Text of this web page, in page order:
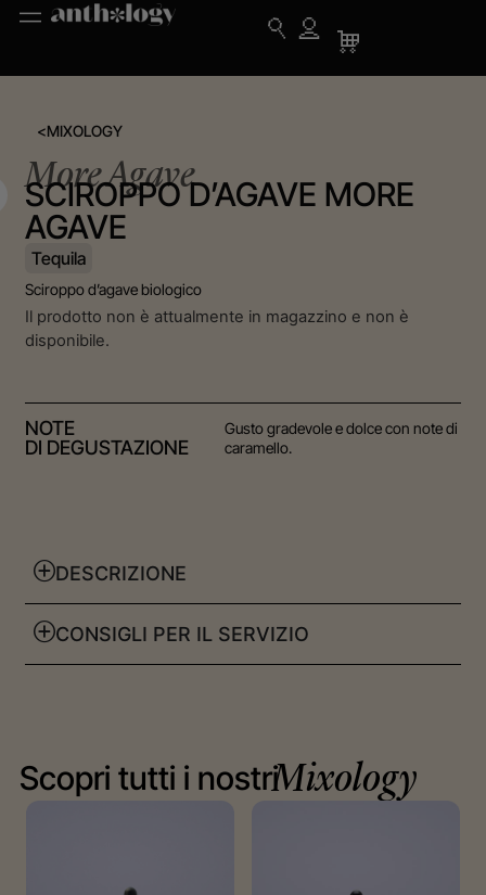
<MIXOLOGY
More Agave
SCIROPPO D’AGAVE MORE
AGAVE
Tequila
Sciroppo d’agave biologico
Il prodotto non è attualmente in magazzino e non è
disponibile.
NOTE
DI DEGUSTAZIONE
Gusto gradevole e dolce con note di
caramello.
DESCRIZIONE
CONSIGLI PER IL SERVIZIO
Scopri tutti i nostriMixology